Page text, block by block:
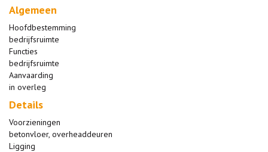
Algemeen
Hoofdbestemming
bedrijfsruimte
Functies
bedrijfsruimte
Aanvaarding
in overleg
Details
Voorzieningen
betonvloer, overheaddeuren
Ligging